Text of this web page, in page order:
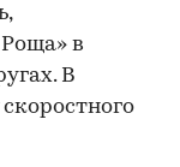
в
В